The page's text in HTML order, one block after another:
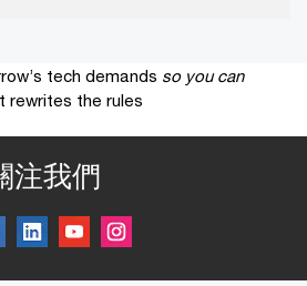
tech demands so you can
rewrites the rules
注我們